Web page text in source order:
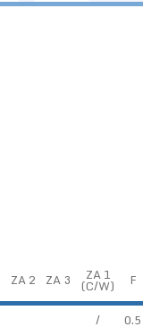
ZA 2 ZA 3 ZA 1
(C/W) F
/ 0.5